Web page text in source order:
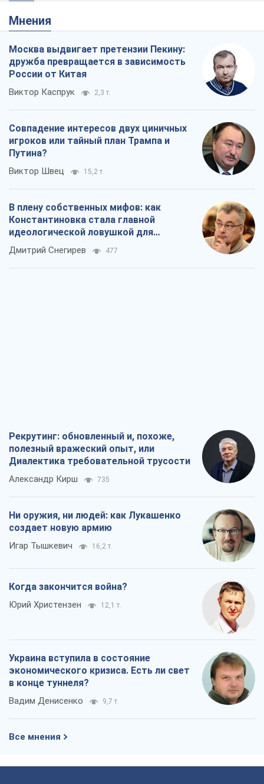
Мнения
Москва выдвигает претензии Пекину:
дружба превращается в зависимость
России от Китая
Виктор Каспрук 2,3 т.
Совпадение интересов двух циничных
игроков или тайный план Трампа и
Путина?
Виктор Швец 15,2 т.
В плену собственных мифов: как
Константиновка стала главной
идеологической ловушкой для
российских оккупантов
Дмитрий Снегирев 477
Рекрутинг: обновленный и, похоже,
полезный вражеский опыт, или
Диалектика требовательной трусости
Александр Кирш 735
Ни оружия, ни людей: как Лукашенко
создает новую армию
Игар Тышкевич 16,2 т.
Когда закончится война?
Юрий Христензен 12,1 т.
Украина вступила в состояние
экономического кризиса. Есть ли свет
в конце туннеля?
Вадим Денисенко 9,7 т.
Все мнения